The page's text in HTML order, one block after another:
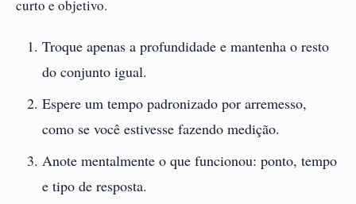
curto e objetivo.
Troque apenas a profundidade e mantenha o resto
do conjunto igual.
Espere um tempo padronizado por arremesso,
como se você estivesse fazendo medição.
Anote mentalmente o que funcionou: ponto, tempo
e tipo de resposta.